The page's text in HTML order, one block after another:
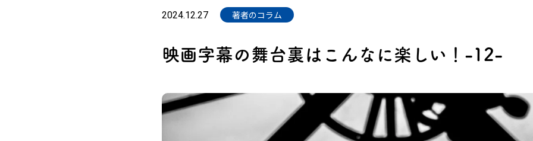
2024.12.27 著者のコラム
映画字幕の舞台裏はこんなに楽しい！-12-